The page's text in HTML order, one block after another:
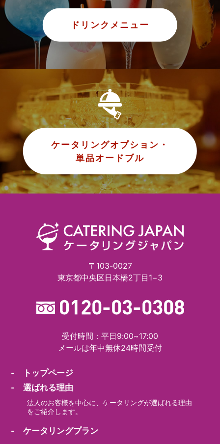
ドリンクメニュー
ケータリングオプション・
単品オードブル
〒103-0027
東京都中央区日本橋2丁目1−3
受付時間：平日9:00~17:00
メールは年中無休24時間受付
- トップページ
- 選ばれる理由
法人のお客様を中心に、ケータリングが選ばれる理由
をご紹介します。
- ケータリングプラン